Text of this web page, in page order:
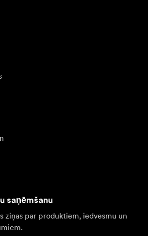
saņēmšanu
ziņas par produktiem, iedvesmu un